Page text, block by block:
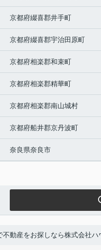
京都府綴喜郡井手町
京都府綴喜郡宇治田原町
京都府相楽郡和束町
京都府相楽郡精華町
京都府相楽郡南山城村
京都府船井郡京丹波町
奈良県奈良市
不動産をお探しなら株式会社ハ